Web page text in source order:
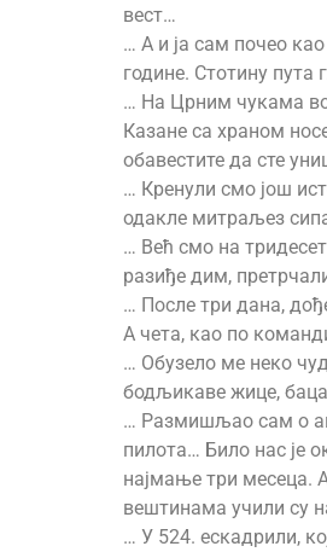
вест…
… А и ја сам почео
године. Стотину пута
… На Црним чукама
Казане са храном
обавестите да сте
… Кренули смо још
одакле митраљез
… Већ смо на
разиђе дим,
… После три дана,
А чета, као по
… Обузело ме неко
бодљикаве жице,
… Размишљао сам о
пилота… Било нас је
најмање три месеца.
вештинама учили су
… У 524. ескадрили,